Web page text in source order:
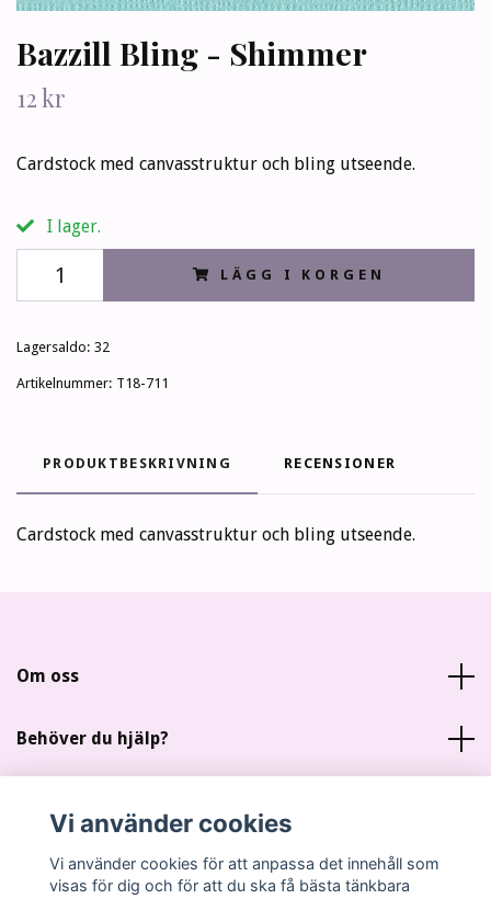
Bazzill Bling - Shimmer
12 kr
Cardstock med canvasstruktur och bling utseende.
I lager.
LÄGG I KORGEN
Lagersaldo: 32
Artikelnummer: T18-711
PRODUKTBESKRIVNING RECENSIONER
Cardstock med canvasstruktur och bling utseende.
Om oss
Behöver du hjälp?
Sociala medier
Vi använder cookies
Vi använder cookies för att anpassa det innehåll som
visas för dig och för att du ska få bästa tänkbara